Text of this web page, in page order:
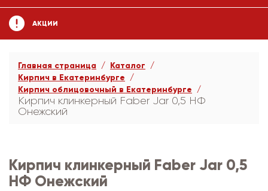
АКЦИИ
Главная страница
Каталог
Кирпич в Екатеринбурге
Кирпич облицовочный в Екатеринбурге
Кирпич клинкерный Faber Jar 0,5 НФ
Онежский
Кирпич клинкерный Faber Jar 0,5
НФ Онежский